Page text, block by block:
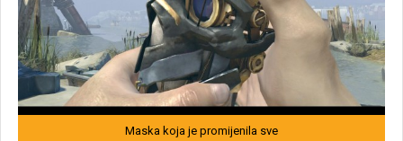
Maska koja je promijenila sve